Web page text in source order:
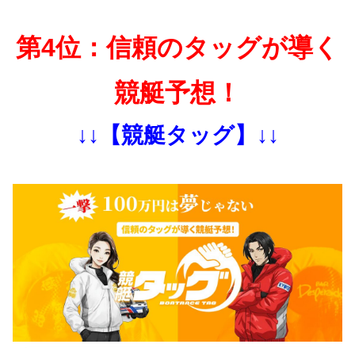
第4位：信頼のタッグが導く
競艇予想！
↓↓【競艇タッグ】↓↓